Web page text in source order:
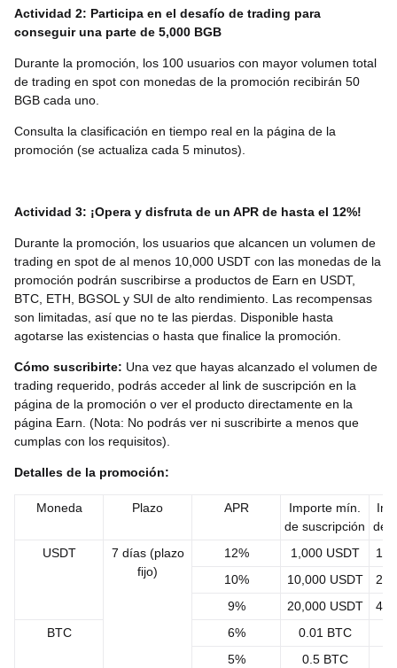
Actividad 2: Participa en el desafío de trading para
conseguir una parte de 5,000 BGB
Durante la promoción, los 100 usuarios con mayor volumen total
de trading en spot con monedas de la promoción recibirán 50
BGB cada uno.
Consulta la clasificación en tiempo real en la página de la
promoción (se actualiza cada 5 minutos).
Actividad 3: ¡Opera y disfruta de un APR de hasta el 12%!
Durante la promoción, los usuarios que alcancen un volumen de
trading en spot de al menos 10,000 USDT con las monedas de la
promoción podrán suscribirse a productos de Earn en USDT,
BTC, ETH, BGSOL y SUI de alto rendimiento. Las recompensas
son limitadas, así que no te las pierdas. Disponible hasta
agotarse las existencias o hasta que finalice la promoción.
Cómo suscribirte: Una vez que hayas alcanzado el volumen de
trading requerido, podrás acceder al link de suscripción en la
página de la promoción o ver el producto directamente en la
página Earn. (Nota: No podrás ver ni suscribirte a menos que
cumplas con los requisitos).
Detalles de la promoción:
Moneda Plazo APR
Importe mín.
de suscripción
de
USDT
7 días (plazo
fijo)
12% 1,000 USDT
10%
10,000 USDT
9%
20,000 USDT
BTC
6% 0.01 BTC
5%
0.5 BTC